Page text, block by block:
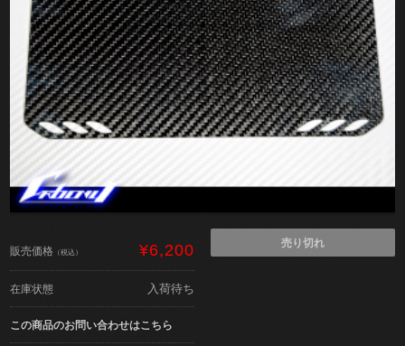
販売価格 （税込） ¥6,200
在庫状態 入荷待ち
この商品のお問い合わせはこちら
売り切れ